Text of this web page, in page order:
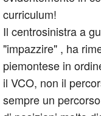
curriculum!
Il centrosinistra a
"impazzire" , ha
piemontese in
il VCO, non il
sempre un